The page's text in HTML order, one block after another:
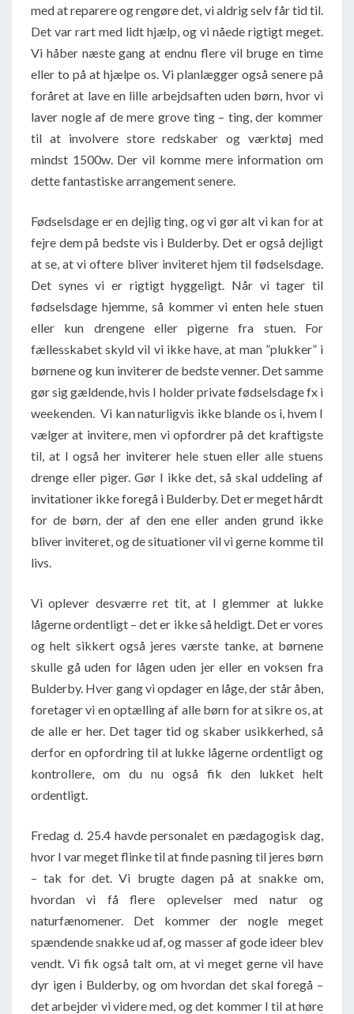
med at reparere og rengøre det, vi aldrig selv får tid til.
Det var rart med lidt hjælp, og vi nåede rigtigt meget.
Vi håber næste gang at endnu flere vil bruge en time
eller to på at hjælpe os. Vi planlægger også senere på
foråret at lave en lille arbejdsaften uden børn, hvor vi
laver nogle af de mere grove ting – ting, der kommer
til at involvere store redskaber og værktøj med
mindst 1500w. Der vil komme mere information om
dette fantastiske arrangement senere.
Fødselsdage er en dejlig ting, og vi gør alt vi kan for at
fejre dem på bedste vis i Bulderby. Det er også dejligt
at se, at vi oftere bliver inviteret hjem til fødselsdage.
Det synes vi er rigtigt hyggeligt. Når vi tager til
fødselsdage hjemme, så kommer vi enten hele stuen
eller kun drengene eller pigerne fra stuen. For
fællesskabet skyld vil vi ikke have, at man ”plukker” i
børnene og kun inviterer de bedste venner. Det samme
gør sig gældende, hvis I holder private fødselsdage fx i
weekenden. Vi kan naturligvis ikke blande os i, hvem I
vælger at invitere, men vi opfordrer på det kraftigste
til, at I også her inviterer hele stuen eller alle stuens
drenge eller piger. Gør I ikke det, så skal uddeling af
invitationer ikke foregå i Bulderby. Det er meget hårdt
for de børn, der af den ene eller anden grund ikke
bliver inviteret, og de situationer vil vi gerne komme til
livs.
Vi oplever desværre ret tit, at I glemmer at lukke
lågerne ordentligt – det er ikke så heldigt. Det er vores
og helt sikkert også jeres værste tanke, at børnene
skulle gå uden for lågen uden jer eller en voksen fra
Bulderby. Hver gang vi opdager en låge, der står åben,
foretager vi en optælling af alle børn for at sikre os, at
de alle er her. Det tager tid og skaber usikkerhed, så
derfor en opfordring til at lukke lågerne ordentligt og
kontrollere, om du nu også fik den lukket helt
ordentligt.
Fredag d. 25.4 havde personalet en pædagogisk dag,
hvor I var meget flinke til at finde pasning til jeres børn
– tak for det. Vi brugte dagen på at snakke om,
hvordan vi få flere oplevelser med natur og
naturfænomener. Det kommer der nogle meget
spændende snakke ud af, og masser af gode ideer blev
vendt. Vi fik også talt om, at vi meget gerne vil have
dyr igen i Bulderby, og om hvordan det skal foregå –
det arbejder vi videre med, og det kommer I til at høre